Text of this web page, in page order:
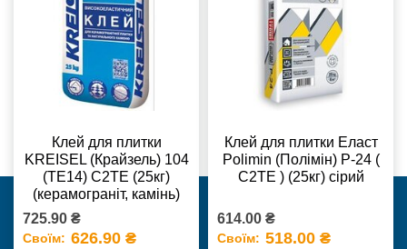
Клей для плитки
KREISEL (Крайзель) 104
(ТЕ14) С2TE (25кг)
(керамограніт, камінь)
725.90 ₴
Своїм: 626.90 ₴
Клей для плитки Еласт
Polimin (Полімін) Р-24 (
С2ТЕ ) (25кг) сірий
614.00 ₴
Своїм: 518.00 ₴